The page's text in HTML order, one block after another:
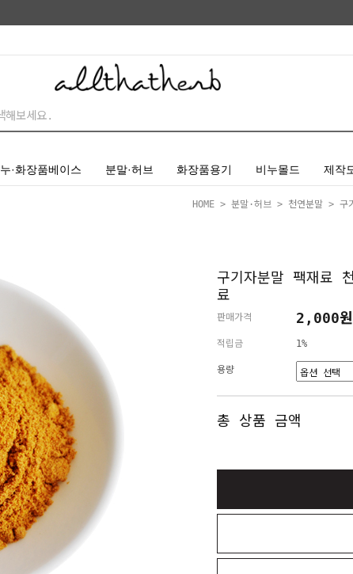
·화장품베이스 분말·허브 화장품용기 비누몰드 제작
HOME > 분말·허브 > 천연분말 > 구
구기자분말 팩재료
료
판매가격 2,000원
적립금 1%
용량
총 상품 금액